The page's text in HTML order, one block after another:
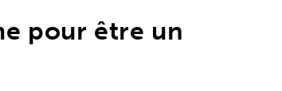
pour être un